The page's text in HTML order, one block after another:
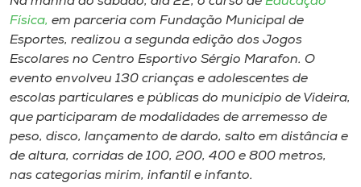
Selecione
o idioma
A+
A-
Física, em parceria com Fundação Municipal de
Esportes, realizou a segunda edição dos Jogos
Escolares no Centro Esportivo Sérgio Marafon. O
evento envolveu 130 crianças e adolescentes de
escolas particulares e públicas do município de Videira,
que participaram de modalidades de arremesso de
peso, disco, lançamento de dardo, salto em distância e
de altura, corridas de 100, 200, 400 e 800 metros,
nas categorias mirim, infantil e infanto.